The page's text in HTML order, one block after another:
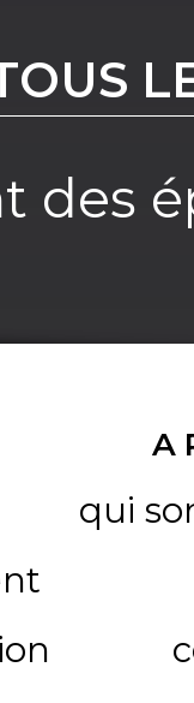
des
A
qui